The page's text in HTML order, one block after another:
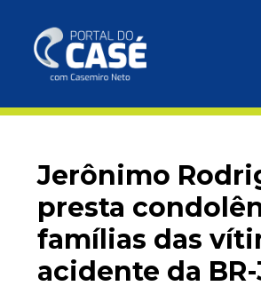
Jerônimo
presta
famílias das
acidente da